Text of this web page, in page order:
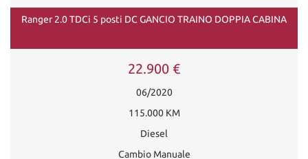
Ranger 2.0 TDCi 5 posti DC GANCIO TRAINO DOPPIA CABINA
22.900 €
06/2020
115.000 KM
Diesel
Cambio Manuale